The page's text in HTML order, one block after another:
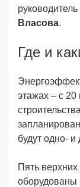
Власова.
Где и
этажах – с 20
будут одно-
Пять
оборудованы